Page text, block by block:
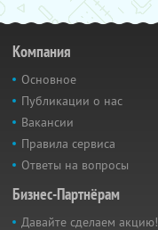
Компания
Основное
Публикации о нас
Вакансии
Правила сервиса
Ответы на вопросы
Бизнес-Партнёрам
Давайте сделаем акцию!